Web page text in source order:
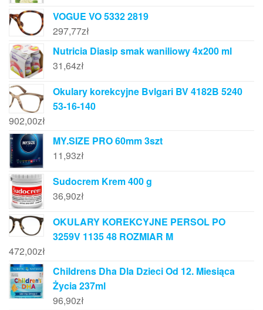
VOGUE VO 5332 2819
297,77zł
Nutricia Diasip smak waniliowy 4x200 ml
31,64zł
Okulary korekcyjne Bvlgari BV 4182B 5240
53-16-140
902,00zł
MY.SIZE PRO 60mm 3szt
11,93zł
Sudocrem Krem 400 g
36,90zł
OKULARY KOREKCYJNE PERSOL PO
3259V 1135 48 ROZMIAR M
472,00zł
Childrens Dha Dla Dzieci Od 12. Miesiąca
Życia 237ml
96,90zł